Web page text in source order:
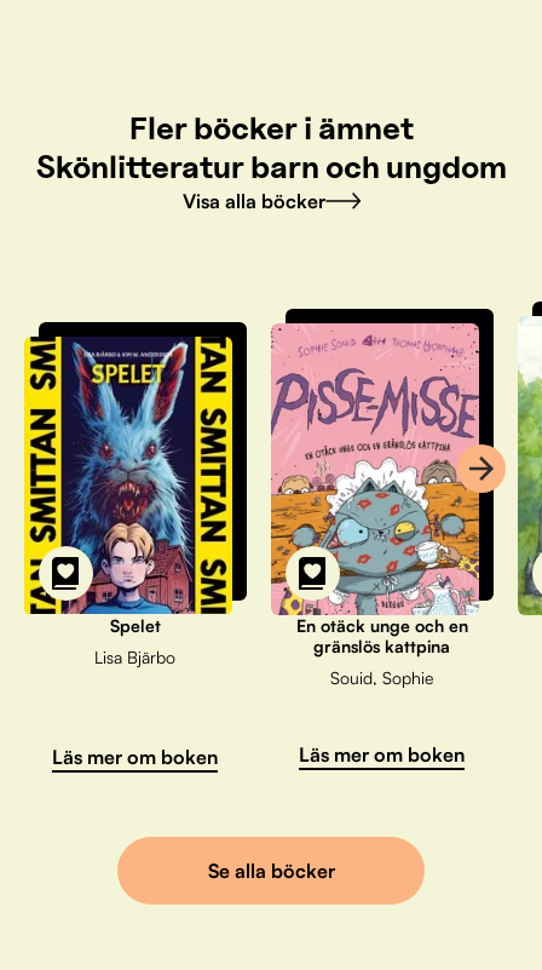
Fler böcker i ämnet
Skönlitteratur barn och ungdom
Visa alla böcker
Spelet
Lisa Bjärbo
Läs mer om boken
En otäck unge och en
gränslös kattpina
Souid, Sophie
Läs mer om boken
Se alla böcker